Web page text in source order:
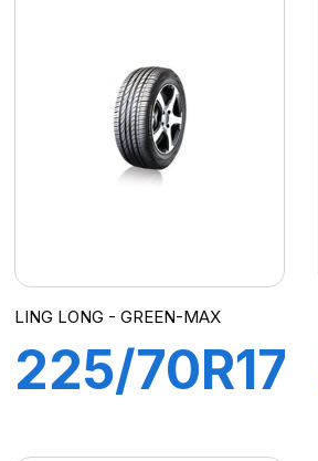
MAX 4X4
LING LONG - GREEN-MAX
225/70R17